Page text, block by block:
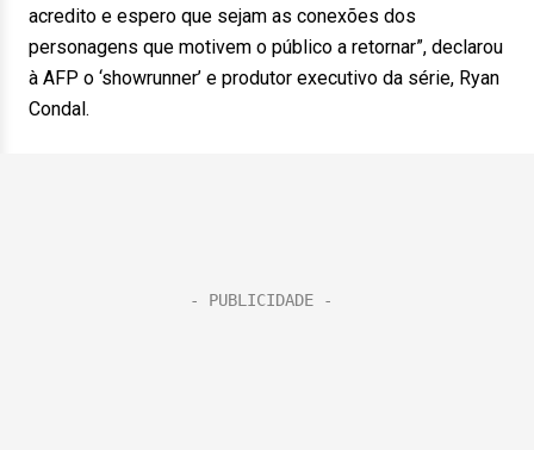
acredito e espero que sejam as conexões dos
personagens que motivem o público a retornar”, declarou
à AFP o ‘showrunner’ e produtor executivo da série, Ryan
Condal.